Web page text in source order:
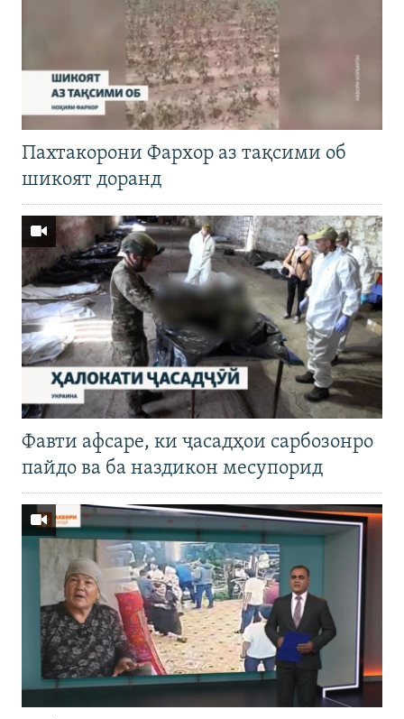
Пахтакорони Фархор аз тақсими об
шикоят доранд
Фавти афсаре, ки ҷасадҳои сарбозонро
пайдо ва ба наздикон месупорид